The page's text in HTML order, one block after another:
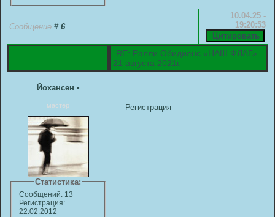
Сообщение # 6
10.04.25 -
19:20:53
RE: Ралли Обидиенс «НАШ ФЛАГ»
21 августа 2021г.
Йохансен •
мастер
Статистика:
Сообщений: 13
Регистрация:
22.02.2012
Регистрация